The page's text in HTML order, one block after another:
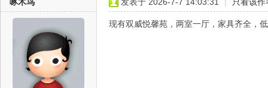
现有双威悦馨苑，两室一厅，家具齐全，